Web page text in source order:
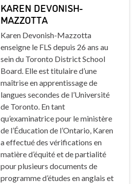
KAREN DEVONISH-
MAZZOTTA
Karen Devonish-Mazzotta
enseigne le FLS depuis 26 ans au
sein du Toronto District School
Board. Elle est titulaire d’une
maîtrise en apprentissage de
langues secondes de l’Université
de Toronto. En tant
qu’examinatrice pour le ministère
de l’Éducation de l’Ontario, Karen
a effectué des vérifications en
matière d’équité et de partialité
pour plusieurs documents de
programme d’études en anglais et